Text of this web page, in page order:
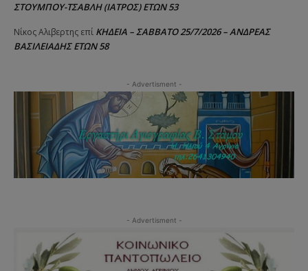
ΣΤΟΥΜΠΟΥ-ΤΣΑΒΛΗ (ΙΑΤΡΟΣ) ΕΤΩΝ 53
Νίκος Αλιβερτης επί ΚΗΔΕΙΑ – ΣΑΒΒΑΤΟ 25/7/2026 – ΑΝΔΡΕΑΣ
ΒΑΣΙΛΕΙΑΔΗΣ ΕΤΩΝ 58
- Advertisment -
- Advertisment -